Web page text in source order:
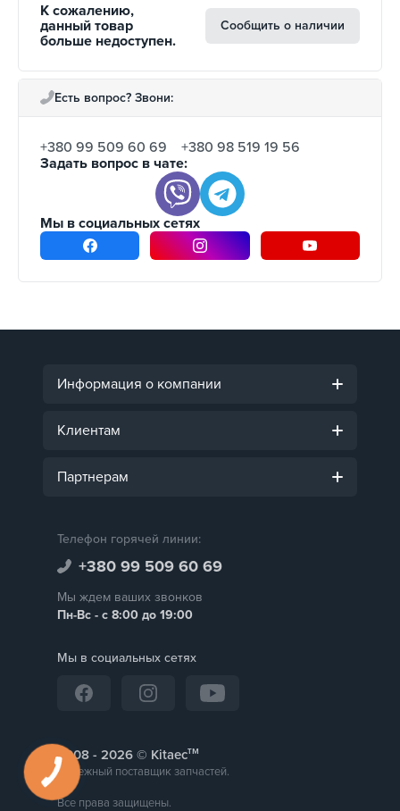
К сожалению,
данный товар
больше недоступен.
Сообщить о наличии
Есть вопрос? Звони:
+380 99 509 60 69
+380 98 519 19 56
Задать вопрос в чате:
Мы в социальных сетях
Информация о компании
Клиентам
Партнерам
Телефон горячей линии:
+380 99 509 60 69
Мы ждем ваших звонков
Пн-Вс - с 8:00 до 19:00
Мы в социальных сетях
2008 - © Kitaecтм
Надежный поставщик запчастей.
Все права защищены.